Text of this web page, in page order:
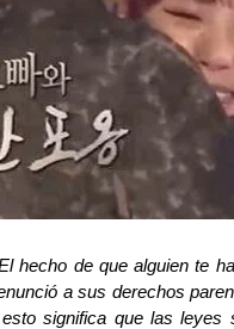
hecho de que alguien te
a sus derechos
significa que las leyes